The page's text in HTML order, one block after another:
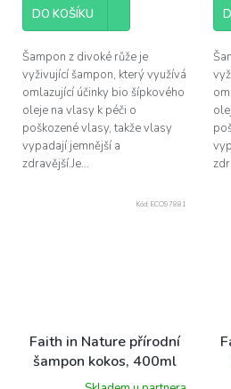
DO KOŠÍKU
Šampon z divoké růže je
vyživující šampon, který využívá
omlazující účinky bio šípkového
oleje na vlasy k péči o
poškozené vlasy, takže vlasy
vypadají jemnější a
zdravější.Je...
Faith in Nature přírodní
šampon kokos, 400ml
Kód: ECO97881